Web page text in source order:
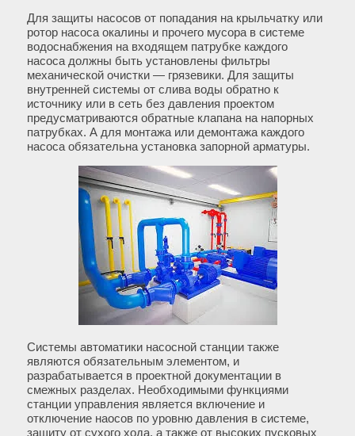
Для защиты насосов от попадания на крыльчатку или
ротор насоса окалины и прочего мусора в системе
водоснабжения на входящем патрубке каждого
насоса должны быть установлены фильтры
механической очистки — грязевики. Для защиты
внутренней системы от слива воды обратно к
источнику или в сеть без давления проектом
предусматриваются обратные клапана на напорных
патрубках. А для монтажа или демонтажа каждого
насоса обязательна установка запорной арматуры.
Системы автоматики насосной станции также
являются обязательным элементом, и
разрабатывается в проектной документации в
смежных разделах. Необходимыми функциями
станции управления является включение и
отключение наосов по уровню давления в системе,
защиту от сухого хода, а также от высоких пусковых